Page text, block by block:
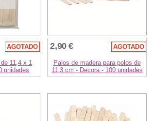
AGOTADO
11,4 x 1
unidades
2,90 € AGOTADO
Palos de madera para polos de
11,3 cm - Decora - 100 unidades